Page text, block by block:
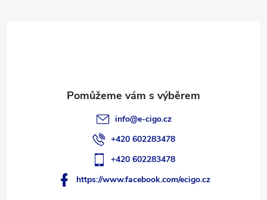
info@e-cigo.cz
+420 602283478
+420 602283478
https://www.facebook.com/ecigo.cz